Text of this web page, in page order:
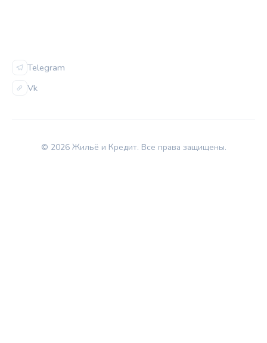
Telegram
Vk
© 2026 Жильё и Кредит. Все права защищены.